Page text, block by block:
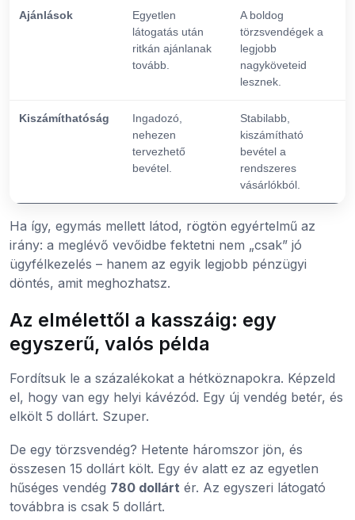
Ajánlások
Egyetlen
látogatás után
ritkán ajánlanak
tovább.
A boldog
törzsvendégek a
legjobb
nagyköveteid
lesznek.
Kiszámíthatóság
Ingadozó,
nehezen
tervezhető
bevétel.
Stabilabb,
kiszámítható
bevétel a
rendszeres
vásárlókból.
Ha így, egymás mellett látod, rögtön egyértelmű az
irány: a meglévő vevőidbe fektetni nem „csak” jó
ügyfélkezelés – hanem az egyik legjobb pénzügyi
döntés, amit meghozhatsz.
Az elmélettől a kasszáig: egy
egyszerű, valós példa
Fordítsuk le a százalékokat a hétköznapokra. Képzeld
el, hogy van egy helyi kávézód. Egy új vendég betér, és
elkölt 5 dollárt. Szuper.
De egy törzsvendég? Hetente háromszor jön, és
összesen 15 dollárt költ. Egy év alatt ez az egyetlen
hűséges vendég 780 dollárt ér. Az egyszeri látogató
továbbra is csak 5 dollárt.